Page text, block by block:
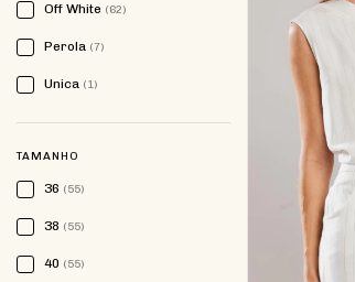
Off White (62)
Perola (7)
Unica (1)
TAMANHO
36 (55)
38 (55)
40 (55)